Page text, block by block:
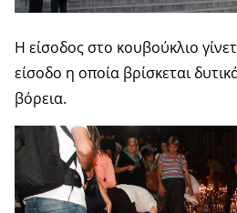
Η είσοδος στο κουβούκλιο
είσοδο η οποία βρίσκεται
βόρεια.